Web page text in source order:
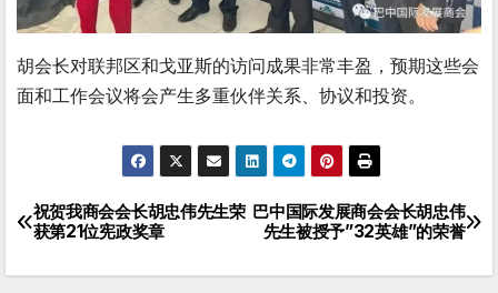
胡会长对联邦区和戈亚斯的访问成果非常丰盈，预期这些会
面和工作会议将会产生多重伙伴关系、协议和投资。
文
章
巴中国际发展商会会长胡忠伟
先生被授予”32英雄”的荣誉
祝贺我商会会长胡忠伟先生荣
获第21位宪政奖章